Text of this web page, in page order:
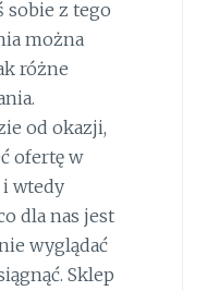
sobie z tego
można
różne
od okazji,
ofertę w
wtedy
dla nas jest
wyglądać
Sklep